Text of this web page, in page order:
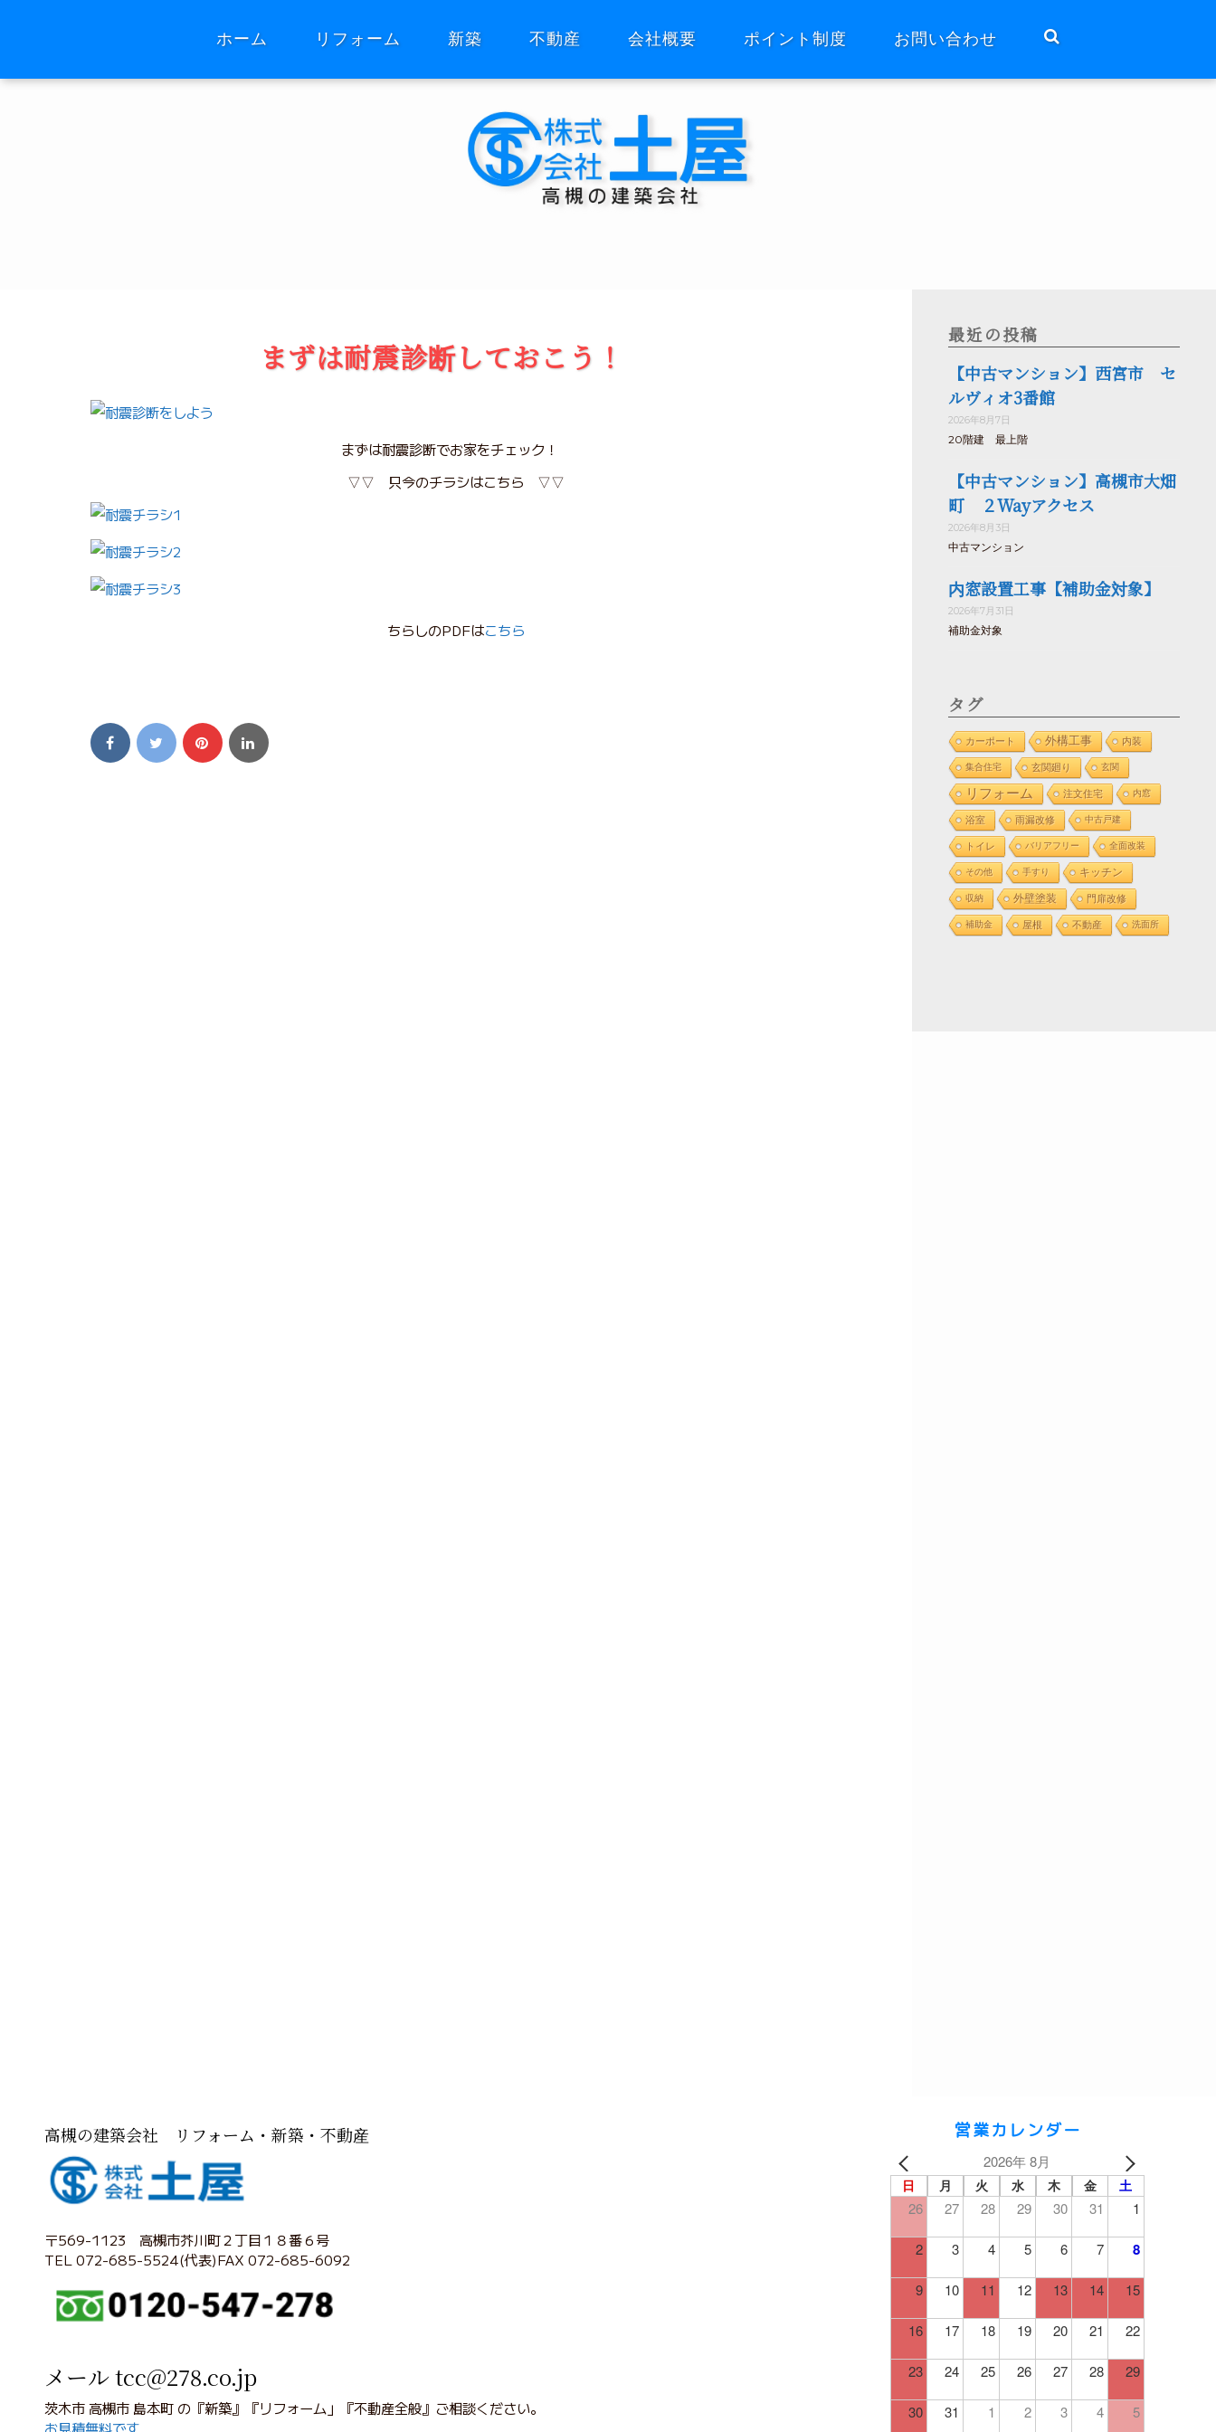
ホーム リフォーム 新築 不動産 会社概要 ポイント制度 お問い合わせ
まずは耐震診断しておこう！
まずは耐震診断でお家をチェック！
▽▽ 只今のチラシはこちら ▽▽
ちらしのPDFはこちら
最近の投稿
【中古マンション】西宮市 セ
ルヴィオ3番館
2026年8月7日
20階建 最上階
【中古マンション】高槻市大畑
町 ２Wayアクセス
2026年8月3日
中古マンション
内窓設置工事【補助金対象】
2026年7月31日
補助金対象
タグ
カーポート 外構工事 内装
集合住宅 玄関廻り 玄関
リフォーム 注文住宅 内窓
浴室 雨漏改修 中古戸建
トイレ バリアフリー 全面改装
その他 手すり キッチン
収納 外壁塗装 門扉改修
補助金 屋根 不動産 洗面所
高槻の建築会社 リフォーム・新築・不動産
〒569-1123 高槻市芥川町２丁目１８番６号
TEL 072-685-5524(代表)FAX 072-685-6092
メール tcc@278.co.jp
茨木市 高槻市 島本町 の『新築』『リフォーム」『不動産全般』ご相談ください。
お見積無料です
営業カレンダー
2026年 8月
日 月 火 水 木 金 土
26 27 28 29 30 31 1
2 3 4 5 6 7 8
9 10 11 12 13 14 15
16 17 18 19 20 21 22
23 24 25 26 27 28 29
30 31 1 2 3 4 5